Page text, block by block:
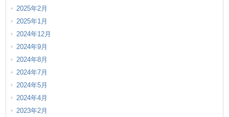
2025年2月
2025年1月
2024年12月
2024年9月
2024年8月
2024年7月
2024年5月
2024年4月
2023年2月